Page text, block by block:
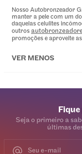
Nosso Autobronzeador
manter a pele com um
daquelas celulites
outros
promoções e aproveite
VER MENOS
Seja o primeiro a
últimas